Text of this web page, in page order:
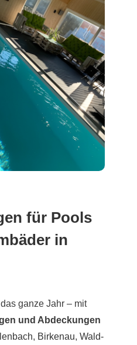
für Pools
in
ganze Jahr – mit
und Abdeckungen
, Birkenau, Wald-